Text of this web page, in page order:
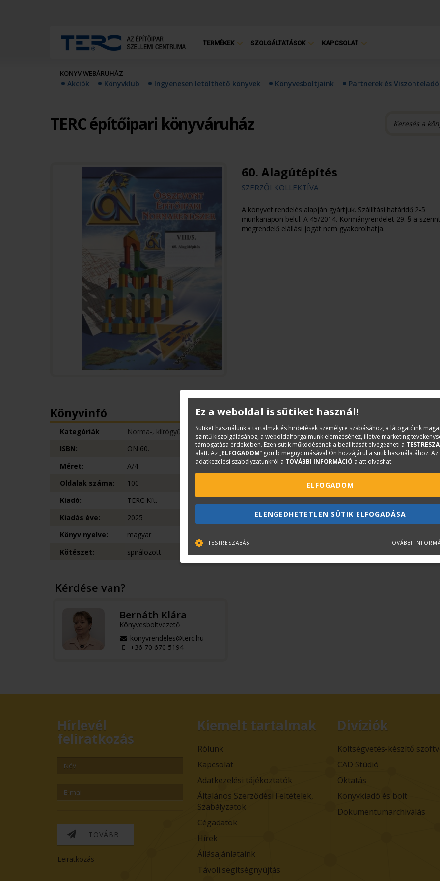
TERMÉKEK SZOLGÁLTATÁSOK KAPCSOLAT
KÖNYV WEBÁRUHÁZ
Akciók Könyvklub Ingyenesen letölthető könyvek Könyvesboltjaink Partnerek és
TERC építőipari könyváruház
60. Alagútépítés
SZERZŐI KOLLEKTÍVA
A könyvet rendelés alapján gyártjuk. Szállítási határidő 2-5
munkanapon belül. A 45/2014. Kormányrendelet 29. §-a
megrendelő elállási jogát nem gyakorolhatja.
Leírás
Összevont Építőipari Normarendszer ÖN VIII/5.
60. Alagútépítés
Könyvinfó
Kategóriák
Norma-, kiírógyűjtemények
ISBN:
ÖN 60.
Méret:
A/4
Oldalak száma:
100
Kiadó:
TERC Kft.
Kiadás éve:
2025
Könyv nyelve:
magyar
Kötészet:
spirálozott
Kérdése van?
Bernáth Klára
Könyvesboltvezető
konyvrendeles@terc.hu
+36 70 670 5194
Hírlevél
feliratkozás
TOVÁBB
Leiratkozás
Kiemelt tartalmak
Rólunk
Kapcsolat
Adatkezelési tájékoztatók
Általános Szerződési Feltételek,
Szabályzatok
Cégadatok
Hírek
Állásajánlataink
Távoli segítségnyújtás
Divíziók
Költségvetés-készítő
CAD Stúdió
Oktatás
Könyvkiadó és bolt
Dokumentumarchiválás
Ez a weboldal is sütiket használ!
Sütiket használunk a tartalmak és hirdetések személyre szabásához, a látogatóink
szintű kiszolgálásához, a weboldalforgalmunk elemzéséhez, illetve marketing
támogatása érdekében. Ezen sütik működésének a beállítását elvégezheti a
alatt. Az „ELFOGADOM” gomb megnyomásával Ön hozzájárul a sütik használatához. Az
adatkezelési szabályzatunkról a TOVÁBBI INFORMÁCIÓ alatt olvashat.
ELFOGADOM
ELENGEDHETETLEN SÜTIK ELFOGADÁSA
TESTRESZABÁS TOVÁBBI